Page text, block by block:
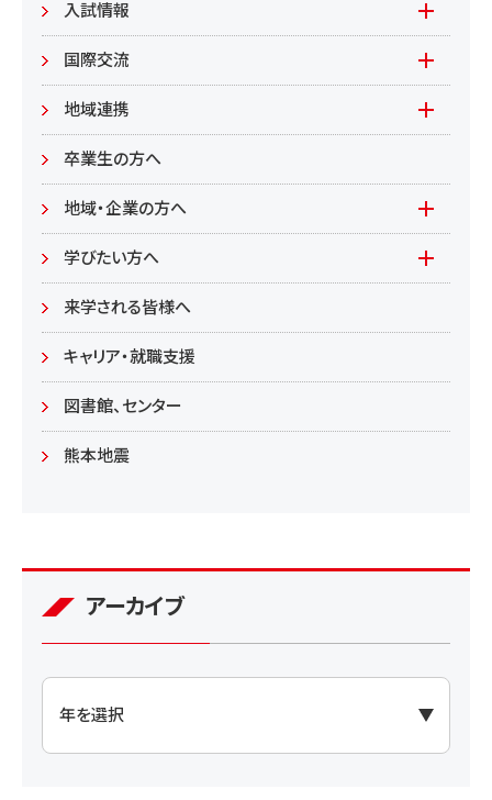
環境資源
居住環境
食健康
教育/学部・大学院
地域連携型学生研究(旧学生GP)
もやいすと育成プログラム
在学生の方へ
入試情報
入試情報(学部)
入試情報(大学院)
国際交流
Global Lounge
地域連携
公開講座
卒業生の方へ
地域・企業の方へ
学びたい方へ(生涯学習)
学びたい方へ
学部
大学院
来学される皆様へ
キャリア・就職支援
図書館、センター
熊本地震
アーカイブ